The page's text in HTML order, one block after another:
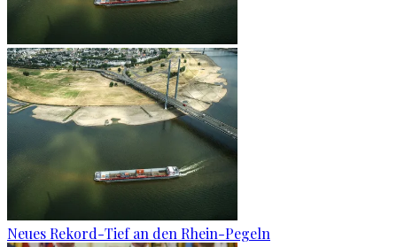
Neues Rekord-Tief an den Rhein-Pegeln